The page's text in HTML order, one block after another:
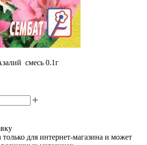
смесь 0.1г
для интернет-магазина и может